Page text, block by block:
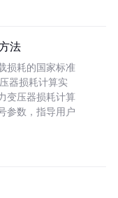
法
损耗的国家标准
器损耗计算实
变压器损耗计算
参数，指导用户